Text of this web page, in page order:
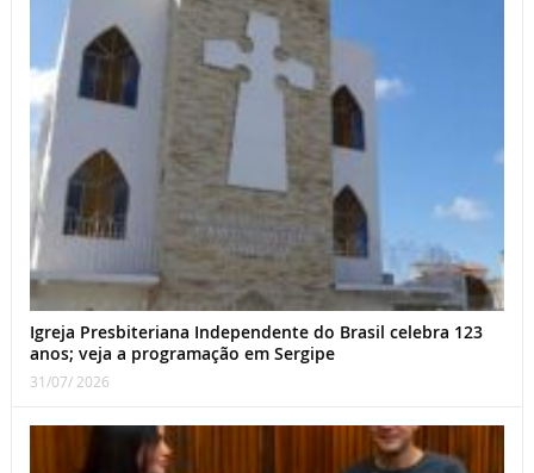
Igreja Presbiteriana Independente do Brasil celebra 123
anos; veja a programação em Sergipe
31/07/ 2026